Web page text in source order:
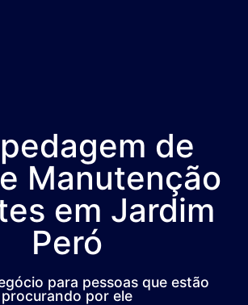
de
Manutenção
em Jardim
Peró
para pessoas que estão
procurando por ele